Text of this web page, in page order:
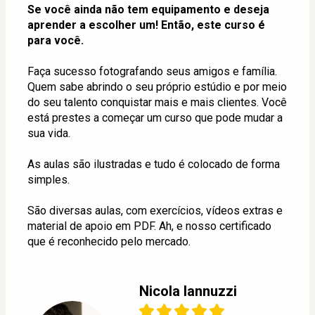
Se você ainda não tem equipamento e deseja
aprender a escolher um! Então, este curso é
para você.
Faça sucesso fotografando seus amigos e família.
Quem sabe abrindo o seu próprio estúdio e por meio
do seu talento conquistar mais e mais clientes. Você
está prestes a começar um curso que pode mudar a
sua vida.
As aulas são ilustradas e tudo é colocado de forma
simples.
São diversas aulas, com exercícios, vídeos extras e
material de apoio em PDF. Ah, e nosso certificado
que é reconhecido pelo mercado.
Nicola Iannuzzi